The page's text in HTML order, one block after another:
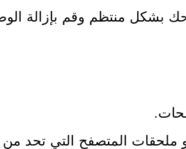
بشكل منتظم وقم بإزالة
ملحقات المتصفح التي تحد من